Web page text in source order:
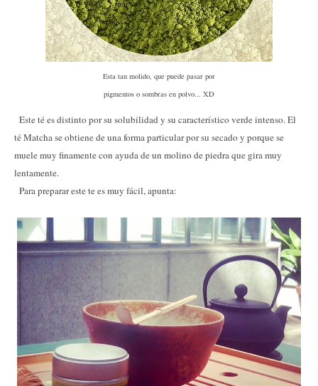
Esta tan molido, que puede pasar por
pigmentos o sombras en polvo... XD
Este té es distinto por su solubilidad y su característico verde intenso. El
té Matcha se obtiene de una forma particular por su secado y porque se
muele muy finamente con ayuda de un molino de piedra que gira muy
lentamente.
Para preparar este te es muy fácil, apunta: